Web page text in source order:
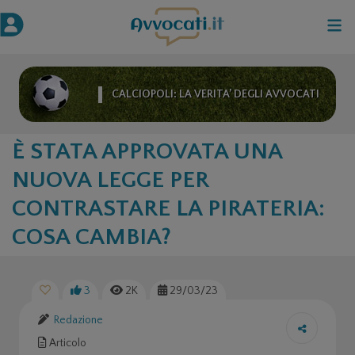
CALCIOPOLI: LA VERITA’ DEGLI AVVOCATI
È STATA APPROVATA UNA
NUOVA LEGGE PER
CONTRASTARE LA PIRATERIA:
COSA CAMBIA?
3 2K 29/03/23
Redazione
Articolo